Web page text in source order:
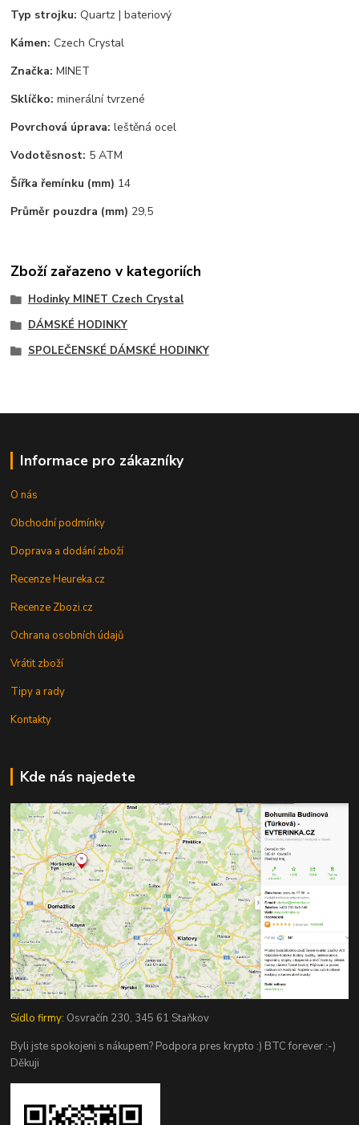
Typ strojku: Quartz | bateriový
Kámen: Czech Crystal
Značka: MINET
Sklíčko: minerální tvrzené
Povrchová úprava: leštěná ocel
Vodotěsnost: 5 ATM
Šířka řemínku (mm) 14
Průměr pouzdra (mm) 29,5
Zboží zařazeno v kategoriích
Hodinky MINET Czech Crystal
DÁMSKÉ HODINKY
SPOLEČENSKÉ DÁMSKÉ HODINKY
Informace pro zákazníky
O nás
Obchodní podmínky
Doprava a dodání zboží
Recenze Heureka.cz
Recenze Zbozi.cz
Ochrana osobních údajů
Vrátit zboží
Tipy a rady
Kontakty
Kde nás najedete
Sídlo firmy: Osvračín 230, 345 61 Staňkov
Byli jste spokojeni s nákupem? Podpora pres krypto :) BTC forever :-)
Děkuji